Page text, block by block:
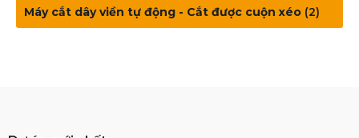
Máy cắt dây viền tự động - Cắt được cuộn xéo (2)